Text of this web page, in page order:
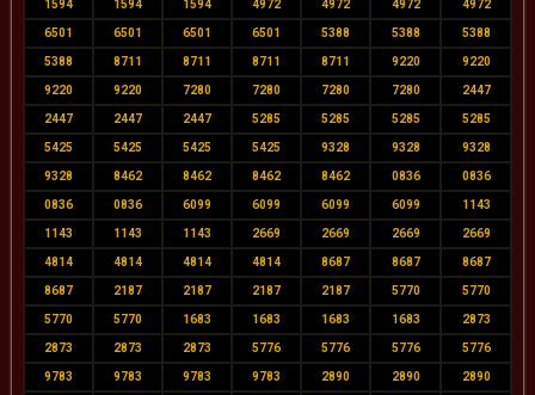
1594 1594 1594 4972 4972 4972 4972
6501 6501 6501 6501 5388 5388 5388
5388 8711 8711 8711 8711 9220 9220
9220 9220 7280 7280 7280 7280 2447
2447 2447 2447 5285 5285 5285 5285
5425 5425 5425 5425 9328 9328 9328
9328 8462 8462 8462 8462 0836 0836
0836 0836 6099 6099 6099 6099 1143
1143 1143 1143 2669 2669 2669 2669
4814 4814 4814 4814 8687 8687 8687
8687 2187 2187 2187 2187 5770 5770
5770 5770 1683 1683 1683 1683 2873
2873 2873 2873 5776 5776 5776 5776
9783 9783 9783 9783 2890 2890 2890